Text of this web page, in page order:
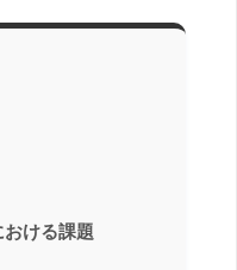
ける課題